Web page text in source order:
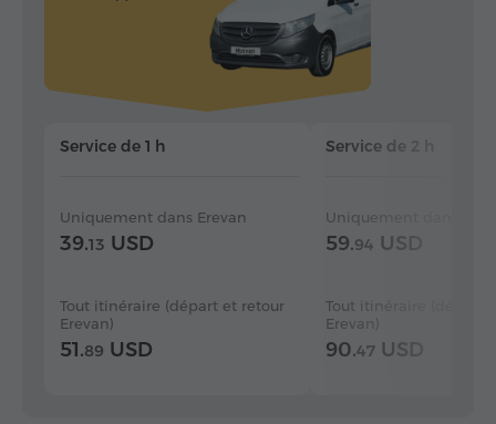
Service de 1 h
Uniquement dans Erevan
39.13 USD
Tout itinéraire (départ et retour
Erevan)
51.89 USD
Service de 2 h
Uniquement dans
59.94 USD
Tout itinéraire (départ
Erevan)
90.47 USD